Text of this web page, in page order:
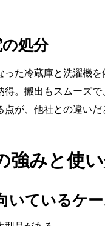
処分
った冷蔵庫と洗濯機
得。搬出もスムーズ
が、他社との違いだ
強みと使
いているケ